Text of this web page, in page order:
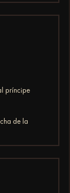
príncipe
de la